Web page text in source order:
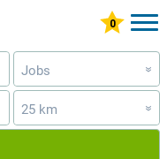
Jobs »
25 km »